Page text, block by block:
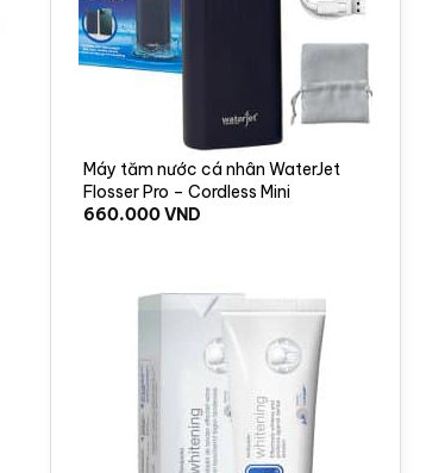
Máy tăm nước cá nhân WaterJet
Flosser Pro – Cordless Mini
660.000VND